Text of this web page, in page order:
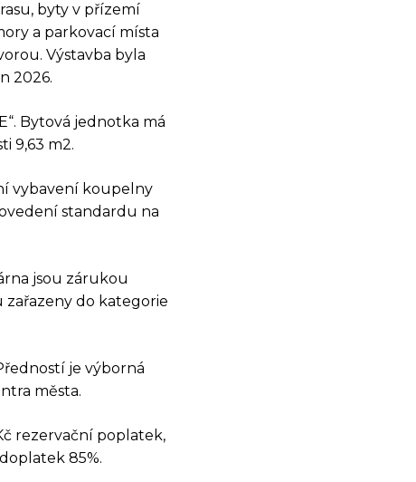
byty v přízemí
a parkovací místa
Výstavba byla
2026.
Bytová jednotka má
9,63 m2.
vybavení koupelny
standardu na
jsou zárukou
do kategorie
je výborná
města.
rezervační poplatek,
85%.